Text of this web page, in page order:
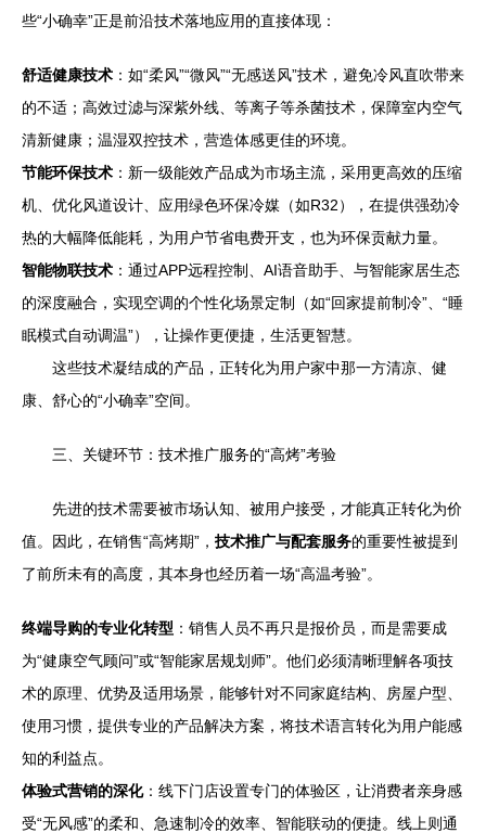
些“小确幸”正是前沿技术落地应用的直接体现：
舒适健康技术 ：如“柔风”“微风”“无感送风”技术，避免冷风直吹带来
的不适；高效过滤与深紫外线、等离子等杀菌技术，保障室内空气
清新健康；温湿双控技术，营造体感更佳的环境。
节能环保技术 ：新一级能效产品成为市场主流，采用更高效的压缩
机、优化风道设计、应用绿色环保冷媒（如R32），在提供强劲冷
热的大幅降低能耗，为用户节省电费开支，也为环保贡献力量。
智能物联技术 ：通过APP远程控制、AI语音助手、与智能家居生态
的深度融合，实现空调的个性化场景定制（如“回家提前制冷”、“睡
眠模式自动调温”），让操作更便捷，生活更智慧。
这些技术凝结成的产品，正转化为用户家中那一方清凉、健
康、舒心的“小确幸”空间。
三、关键环节：技术推广服务的“高烤”考验
先进的技术需要被市场认知、被用户接受，才能真正转化为价
值。因此，在销售“高烤期”， 技术推广与配套服务的重要性被提到
了前所未有的高度，其本身也经历着一场“高温考验”。
终端导购的专业化转型 ：销售人员不再只是报价员，而是需要成
为“健康空气顾问”或“智能家居规划师”。他们必须清晰理解各项技
术的原理、优势及适用场景，能够针对不同家庭结构、房屋户型、
使用习惯，提供专业的产品解决方案，将技术语言转化为用户能感
知的利益点。
体验式营销的深化：线下门店设置专门的体验区，让消费者亲身感
受“无风感”的柔和、急速制冷的效率、智能联动的便捷。线上则通